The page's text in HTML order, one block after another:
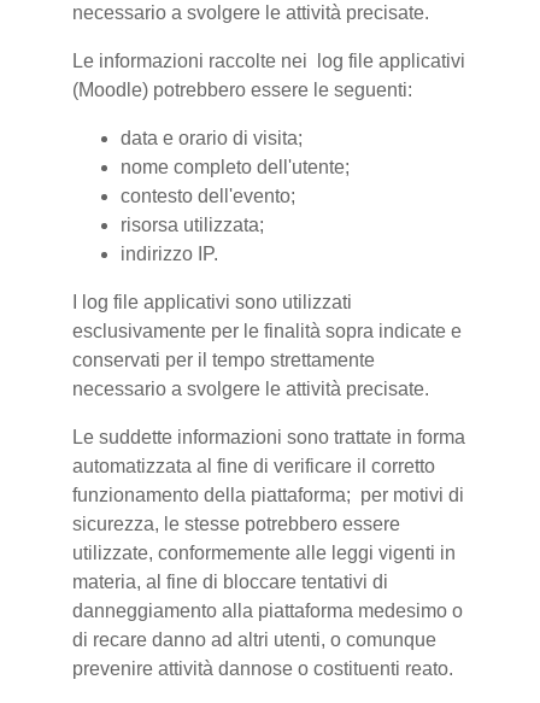
necessario a svolgere le attività precisate.
Le informazioni raccolte nei log file applicativi
(Moodle) potrebbero essere le seguenti:
data e orario di visita;
nome completo dell'utente;
contesto dell'evento;
risorsa utilizzata;
indirizzo IP.
I log file applicativi sono utilizzati
esclusivamente per le finalità sopra indicate e
conservati per il tempo strettamente
necessario a svolgere le attività precisate.
Le suddette informazioni sono trattate in forma
automatizzata al fine di verificare il corretto
funzionamento della piattaforma; per motivi di
sicurezza, le stesse potrebbero essere
utilizzate, conformemente alle leggi vigenti in
materia, al fine di bloccare tentativi di
danneggiamento alla piattaforma medesimo o
di recare danno ad altri utenti, o comunque
prevenire attività dannose o costituenti reato.